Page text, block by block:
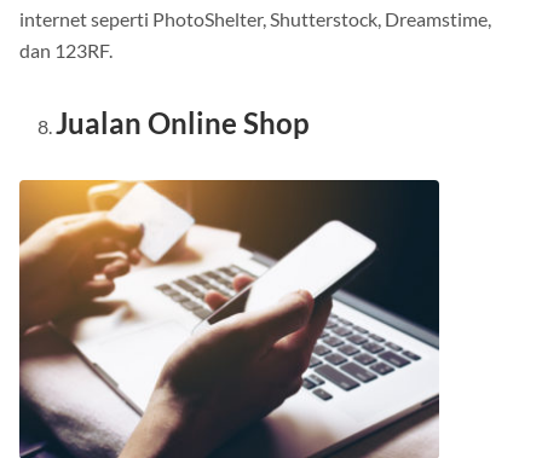
internet seperti PhotoShelter, Shutterstock, Dreamstime,
dan 123RF.
Jualan Online Shop